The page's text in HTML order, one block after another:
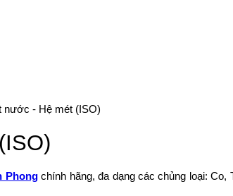
nước - Hệ mét (ISO)
Phongchính hãng, đa dạng các chủng loại: